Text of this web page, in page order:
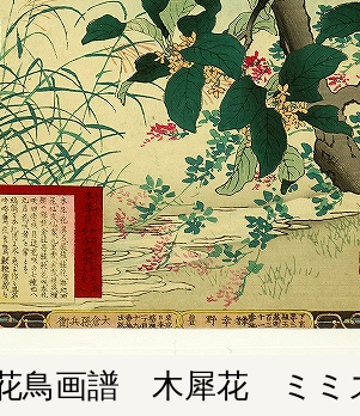
鳥画譜 木犀花 ミミ